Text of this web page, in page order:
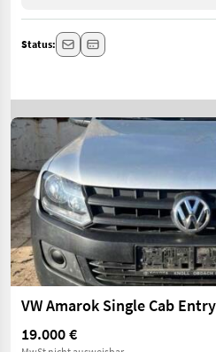
Status:
19.000 €